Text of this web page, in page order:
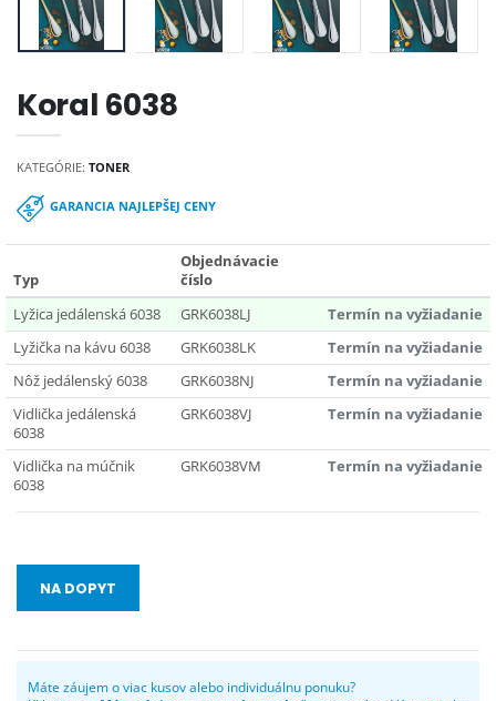
Koral 6038
KATEGÓRIE:TONER
GARANCIA NAJLEPŠEJ CENY
Typ
Objednávacie
číslo
Lyžica jedálenská 6038
GRK6038LJ
Termín na vyžiadanie
Lyžička na kávu 6038
GRK6038LK
Termín na vyžiadanie
Nôž jedálenský 6038
GRK6038NJ
Termín na vyžiadanie
Vidlička jedálenská
6038
GRK6038VJ Termín na vyžiadanie
Vidlička na múčnik
6038
GRK6038VM Termín na vyžiadanie
NA DOPYT
Máte záujem o viac kusov alebo individuálnu ponuku?